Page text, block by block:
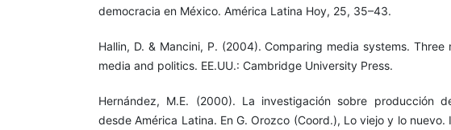
democracia en México. América Latina Hoy, 25, 35–43.
Hallin, D. & Mancini, P. (2004). Comparing media systems. Three
media and politics. EE.UU.: Cambridge University Press.
Hernández, M.E. (2000). La investigación sobre producción
desde América Latina. En G. Orozco (Coord.), Lo viejo y lo nuevo.